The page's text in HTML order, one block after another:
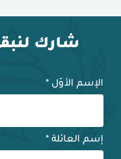
شارك
الإسم الأوّل *
إسم العائلة *